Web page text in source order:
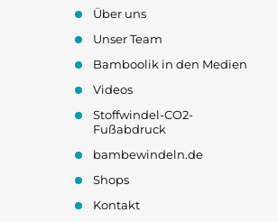
Über uns
Unser Team
Bamboolik in den Medien
Videos
Stoffwindel-CO2-
Fußabdruck
bambewindeln.de
Shops
Kontakt